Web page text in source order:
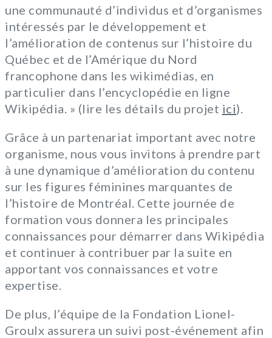
une communauté d’individus et d’organismes
intéressés par le développement et
l’amélioration de contenus sur l’histoire du
Québec et de l’Amérique du Nord
francophone dans les wikimédias, en
particulier dans l’encyclopédie en ligne
Wikipédia. » (lire les détails du projet ici).
Grâce à un partenariat important avec notre
organisme, nous vous invitons à prendre part
à une dynamique d’amélioration du contenu
sur les figures féminines marquantes de
l’histoire de Montréal. Cette journée de
formation vous donnera les principales
connaissances pour démarrer dans Wikipédia
et continuer à contribuer par la suite en
apportant vos connaissances et votre
expertise.
De plus, l’équipe de la Fondation Lionel-
Groulx assurera un suivi post-événement afin